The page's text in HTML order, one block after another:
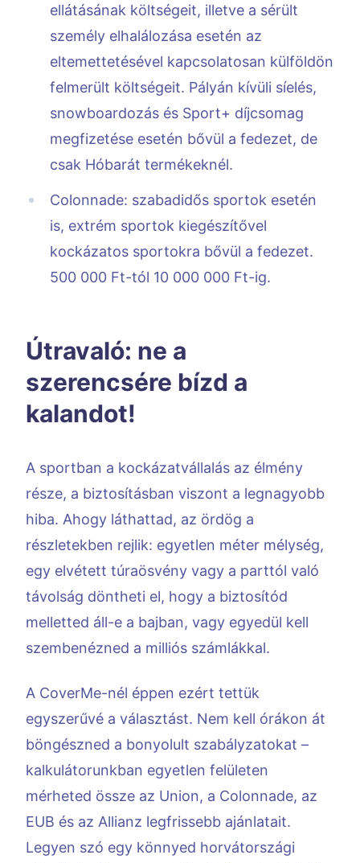
ellátásának költségeit, illetve a sérült
személy elhalálozása esetén az
eltemettetésével kapcsolatosan külföldön
felmerült költségeit. Pályán kívüli síelés,
snowboardozás és Sport+ díjcsomag
megfizetése esetén bővül a fedezet, de
csak Hóbarát termékeknél.
Colonnade: szabadidős sportok esetén
is, extrém sportok kiegészítővel
kockázatos sportokra bővül a fedezet.
500 000 Ft-tól 10 000 000 Ft-ig.
Útravaló: ne a
szerencsére bízd a
kalandot!
A sportban a kockázatvállalás az élmény
része, a biztosításban viszont a legnagyobb
hiba. Ahogy láthattad, az ördög a
részletekben rejlik: egyetlen méter mélység,
egy elvétett túraösvény vagy a parttól való
távolság döntheti el, hogy a biztosítód
melletted áll-e a bajban, vagy egyedül kell
szembenézned a milliós számlákkal.
A CoverMe-nél éppen ezért tettük
egyszerűvé a választást. Nem kell órákon át
böngészned a bonyolult szabályzatokat –
kalkulátorunkban egyetlen felületen
mérheted össze az Union, a Colonnade, az
EUB és az Allianz legfrissebb ajánlatait.
Legyen szó egy könnyed horvátországi